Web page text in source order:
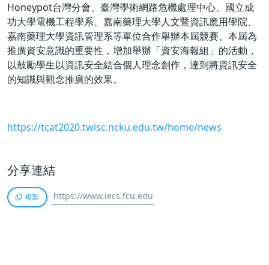
Honeypot台灣分會、臺灣學術網路危機處理中心、國立成
功大學電機工程學系、嘉南藥理大學人文暨資訊應用學院、
嘉南藥理大學資訊管理系等單位合作舉辦本屆競賽。本屆為
推廣資安意識的重要性，增加舉辦「資安海報組」的活動，
以鼓勵學生以資訊安全結合個人理念創作，達到將資訊安全
的知識與觀念推廣的效果。
https://tcat2020.twisc.ncku.edu.tw/home/news
分享連結
複製